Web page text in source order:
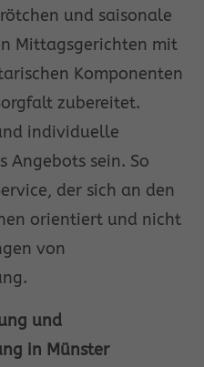
und saisonale
Mittagsgerichten mit
Komponenten
zubereitet.
individuelle
Angebots sein. So
der sich an den
orientiert und nicht
von
und
in Münster